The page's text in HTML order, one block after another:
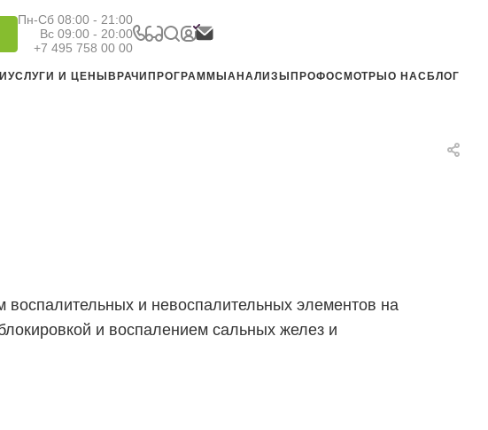
Пн-Сб 08:00 - 21:00
Вс 09:00 - 20:00
+7 495 758 00 00
УСЛУГИ И ЦЕНЫ ВРАЧИ ПРОГРАММЫАНАЛИЗЫ ПРОФОСМОТРЫО НАС БЛОГ
и невоспалительных элементов на
и воспалением сальных желез и